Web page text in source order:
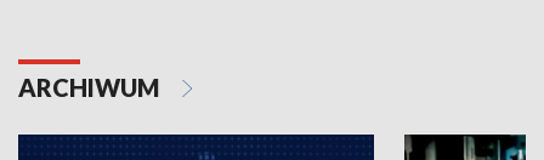
ARCHIWUM